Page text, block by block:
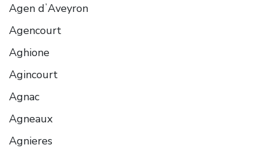
Agen dʼAveyron
Agencourt
Aghione
Agincourt
Agnac
Agneaux
Agnieres